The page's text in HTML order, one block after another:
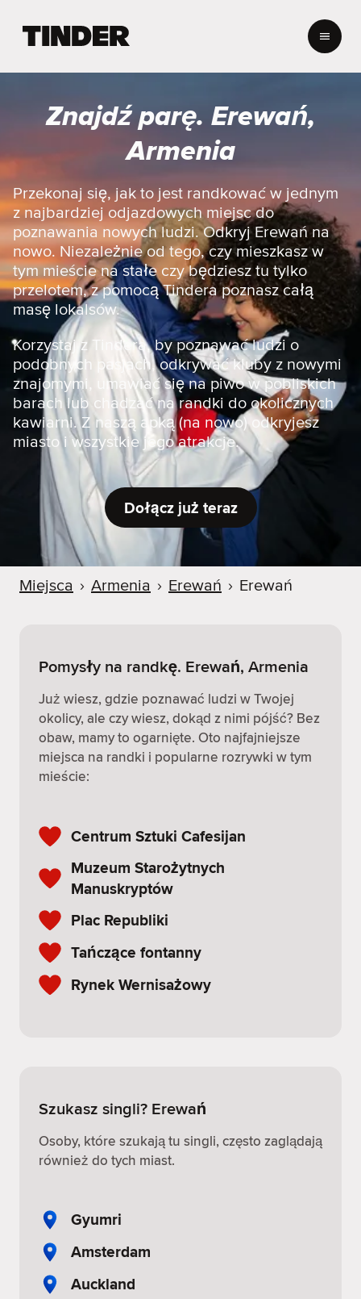
t
o
n
a
g
ł
ó
w
n
a
Znajdź parę. Erewań,
Armenia
Przekonaj się, jak to jest randkować w jednym
z najbardziej odjazdowych miejsc do
poznawania nowych ludzi. Odkryj Erewań na
nowo. Niezależnie od tego, czy mieszkasz w
tym mieście na stałe czy będziesz tu tylko
przelotem, z pomocą Tindera poznasz całą
masę lokalsów.
Korzystaj z Tindera, by poznawać ludzi o
podobnych pasjach, odkrywać kluby z nowymi
znajomymi, umawiać się na piwo w pobliskich
barach lub chadzać na randki do okolicznych
kawiarni. Z naszą apką (na nowo) odkryjesz
miasto i wszystkie jego atrakcje.
Dołącz już teraz
Miejsca › Armenia › Erewań › Erewań
Pomysły na randkę. Erewań, Armenia
Już wiesz, gdzie poznawać ludzi w Twojej
okolicy, ale czy wiesz, dokąd z nimi pójść? Bez
obaw, mamy to ogarnięte. Oto najfajniejsze
miejsca na randki i popularne rozrywki w tym
mieście:
Centrum Sztuki Cafesijan
Muzeum Starożytnych
Manuskryptów
Plac Republiki
Tańczące fontanny
Rynek Wernisażowy
Szukasz singli? Erewań
Osoby, które szukają tu singli, często zaglądają
również do tych miast.
Gyumri
Amsterdam
Auckland